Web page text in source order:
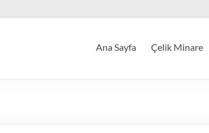
Ana Sayfa Çelik Minare